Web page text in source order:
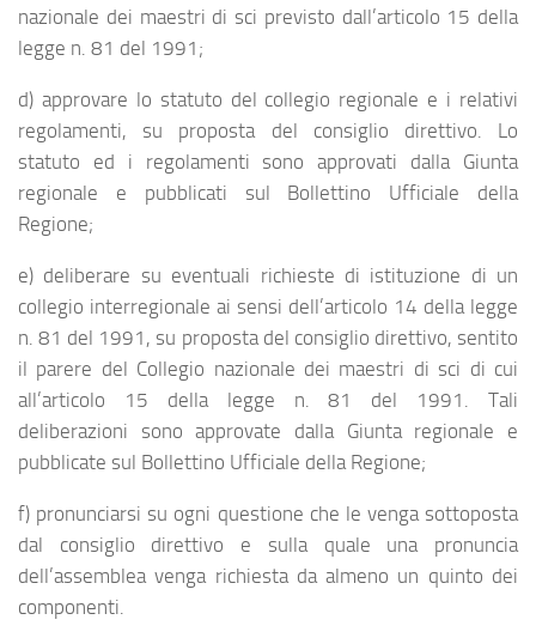
nazionale dei maestri di sci previsto dall’articolo 15 della
legge n. 81 del 1991;
d) approvare lo statuto del collegio regionale e i relativi
regolamenti, su proposta del consiglio direttivo. Lo
statuto ed i regolamenti sono approvati dalla Giunta
regionale e pubblicati sul Bollettino Ufficiale della
Regione;
e) deliberare su eventuali richieste di istituzione di un
collegio interregionale ai sensi dell’articolo 14 della legge
n. 81 del 1991, su proposta del consiglio direttivo, sentito
il parere del Collegio nazionale dei maestri di sci di cui
all’articolo 15 della legge n. 81 del 1991. Tali
deliberazioni sono approvate dalla Giunta regionale e
pubblicate sul Bollettino Ufficiale della Regione;
f) pronunciarsi su ogni questione che le venga sottoposta
dal consiglio direttivo e sulla quale una pronuncia
dell’assemblea venga richiesta da almeno un quinto dei
componenti.